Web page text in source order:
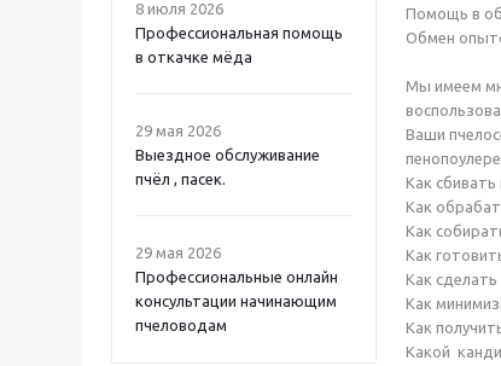
8 июля 2026
Профессиональная помощь
в откачке мёда
29 мая 2026
Выездное обслуживание
пчёл , пасек.
29 мая 2026
Профессиональные онлайн
консультации начинающим
пчеловодам
Помощь в
Обмен
Мы имеем
Ваши
Как
Как
Как
Как
Как
Как
Как
Какой